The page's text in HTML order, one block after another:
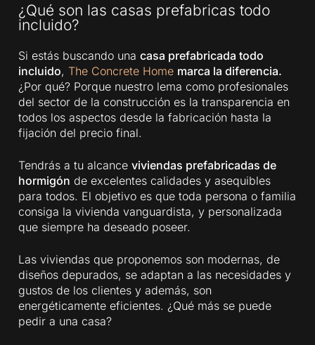
¿Qué son las casas prefabricas todo
incluido?
Si estás buscando unacasa prefabricada todo
incluido, The Concrete Home marca la diferencia.
¿Por qué? Porque nuestro lema como profesionales
del sector de la construcción es la transparencia en
todos los aspectos desde la fabricación hasta la
fijación del precio final.
Tendrás a tu alcanceviviendas prefabricadas de
hormigón de excelentes calidades y asequibles
para todos. El objetivo es que toda persona o familia
consiga la vivienda vanguardista, y personalizada
que siempre ha deseado poseer.
Las viviendas que proponemos son modernas, de
diseños depurados, se adaptan a las necesidades y
gustos de los clientes y además, son
energéticamente eficientes. ¿Qué más se puede
pedir a una casa?